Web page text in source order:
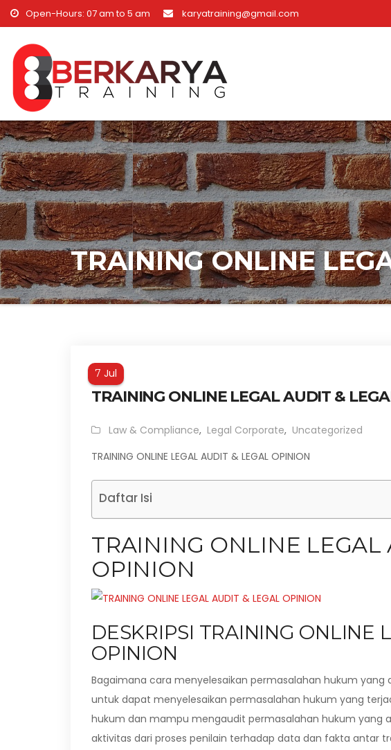
Skip to content
Open-Hours: 07 am to 5 am karyatraining@gmail.com
TRAINING ONLINE
7 Jul
TRAINING ONLINE LEGAL AUDIT &
Law & Compliance, Legal Corporate, Uncategorized
TRAINING ONLINE LEGAL AUDIT & LEGAL OPINION
Daftar Isi
TRAINING ONLINE LEGAL
OPINION
DESKRIPSI TRAINING ONLINE
OPINION
Bagaimana cara menyelesaikan permasalahan hukum
untuk dapat menyelesaikan permasalahan hukum yang
hukum dan mampu mengaudit permasalahan hukum yang
aktivitas dari proses penilain terhadap data dan fakta antar